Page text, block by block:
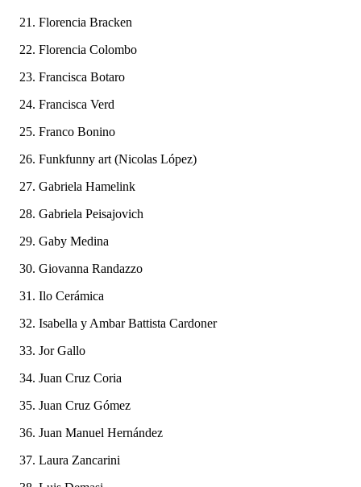
Florencia Bracken
Florencia Colombo
Francisca Botaro
Francisca Verd
Franco Bonino
Funkfunny art (Nicolas López)
Gabriela Hamelink
Gabriela Peisajovich
Gaby Medina
Giovanna Randazzo
Ilo Cerámica
Isabella y Ambar Battista Cardoner
Jor Gallo
Juan Cruz Coria
Juan Cruz Gómez
Juan Manuel Hernández
Laura Zancarini